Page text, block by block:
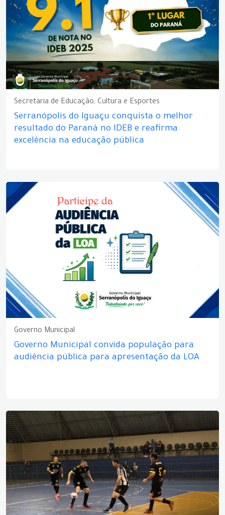
Secretaria de Educação, Cultura e Esportes
Serranópolis do Iguaçu conquista o melhor
resultado do Paraná no IDEB e reafirma
excelência na educação pública
Governo Municipal
Governo Municipal convida população para
audiência pública para apresentação da LOA